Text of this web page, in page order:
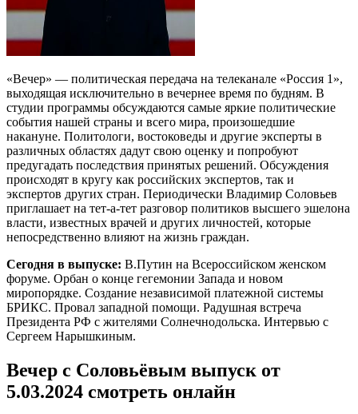
«Вечер» — политическая передача на телеканале «Россия 1»,
выходящая исключительно в вечернее время по будням. В
студии программы обсуждаются самые яркие политические
события нашей страны и всего мира, произошедшие
накануне. Политологи, востоковеды и другие эксперты в
различных областях дадут свою оценку и попробуют
предугадать последствия принятых решений. Обсуждения
происходят в кругу как российских экспертов, так и
экспертов других стран. Периодически Владимир Соловьев
приглашает на тет-а-тет разговор политиков высшего эшелона
власти, известных врачей и других личностей, которые
непосредственно влияют на жизнь граждан.
Сегодня в выпуске: В.Путин на Всероссийском женском
форуме. Орбан о конце гегемонии Запада и новом
миропорядке. Создание независимой платежной системы
БРИКС. Провал западной помощи. Радушная встреча
Президента РФ с жителями Солнечнодольска. Интервью с
Сергеем Нарышкиным.
Вечер с Соловьёвым выпуск от
5.03.2024 смотреть онлайн